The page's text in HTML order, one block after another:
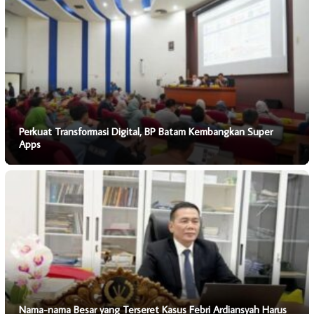
Perkuat Transformasi Digital, BP Batam Kembangkan Super
Apps
Nama-nama Besar yang Terseret Kasus Febri Ardiansyah Harus